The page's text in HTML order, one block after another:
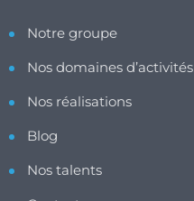
Notre groupe
Nos domaines d’activités
Nos réalisations
Blog
Nos talents